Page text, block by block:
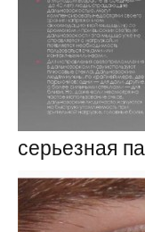
серьезная